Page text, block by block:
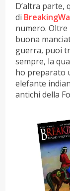
D’altra parte,
di
numero.
buona
guerra, puoi
sempre, la
ho preparato
elefante
antichi della